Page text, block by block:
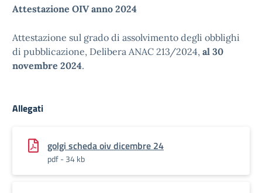
Attestazione OIV anno 2024
Attestazione sul grado di assolvimento degli obblighi
di pubblicazione, Delibera ANAC 213/2024, al 30
novembre 2024.
Allegati
golgi scheda oiv dicembre 24
pdf - 34 kb